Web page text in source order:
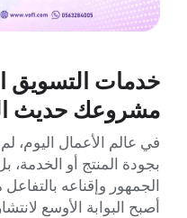
خدمات التسويق
مشروعك حديث
في عالم الأعمال اليوم،
بجودة المنتج أو الخدمة،
الجمهور وإقناعه
أصبح البوابة الأوسع